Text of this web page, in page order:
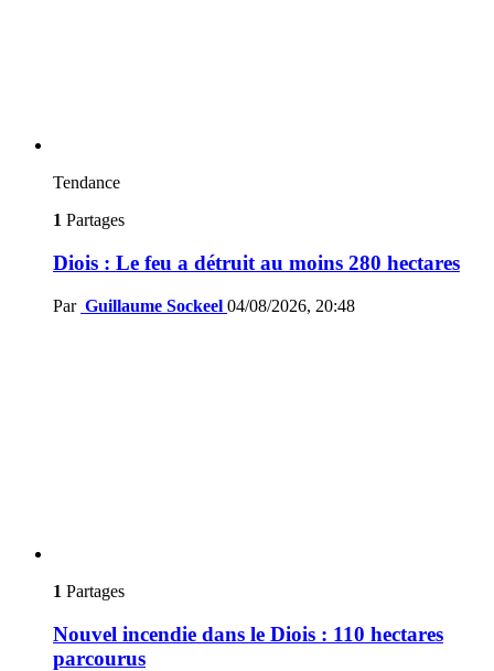
Tendance
1 Partages
Diois : Le feu a détruit au moins 280 hectares
Par Guillaume Sockeel 04/08/2026, 20:48
1 Partages
Nouvel incendie dans le Diois : 110 hectares
parcourus